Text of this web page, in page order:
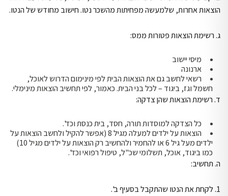
הוצאות אחרות, שלמעשה מפחיתות מהשכר נטו. חישוב מחודש של הנטו.
ג. רשימת הוצאות פטורות ממס:
מיסי יישוב
ארנונה
רשאי לחשב גם את הוצאות הבית לפי מינימום הדרוש לאוכל,
חשמל וגז, ביגוד – לכל בני הבית. כאמור, לפי תחשיב הוצאות מינימלי.
ד. רשימת הוצאות שהן צדקה:
כל הצדקה למוסדות תורה, חסד, בית כנסת וכד'.
הוצאות על ילדים למעלה מגיל 8 (אפשר להקיל ולחשב הוצאות על
ילדים מעל גיל 6 או להחמיר ולהחשיב רק הוצאות על ילדים מגיל 10)
כמו ביגוד, אוכל, תשלומי שכ"ל, טיפול רפואי וכד'.
ה. תחשיב:
1. לקחת את הנטו שהתקבל בסעיף ב'.